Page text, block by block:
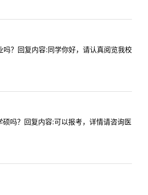
？回复内容:同学你好，请认真阅览我校
吗？回复内容:可以报考，详情请咨询医